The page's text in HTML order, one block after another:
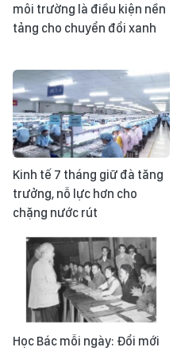
môi trường là điều kiện nền
tảng cho chuyển đổi xanh
Kinh tế 7 tháng giữ đà tăng
trưởng, nỗ lực hơn cho
chặng nước rút
Học Bác mỗi ngày: Đổi mới